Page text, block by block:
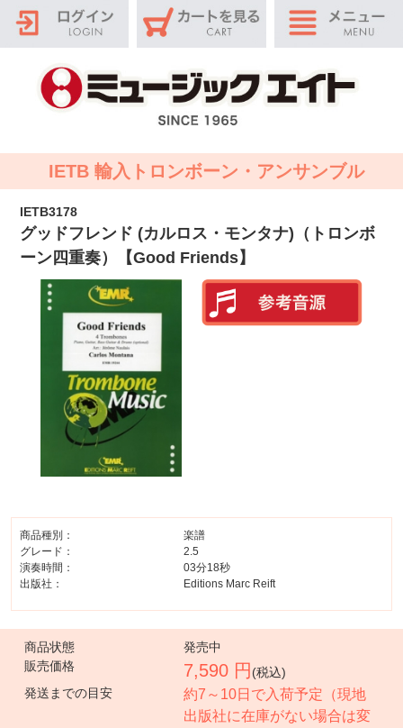
IETB 輸入トロンボーン・アンサンブル
IETB3178
グッドフレンド (カルロス・モンタナ)（トロンボ
ーン四重奏）【Good Friends】
商品種別：
楽譜
グレード：
2.5
演奏時間：
03分18秒
出版社：
Editions Marc Reift
商品状態
発売中
販売価格
7,590 円 (税込)
発送までの目安
約7～10日で入荷予定（現地
出版社に在庫がない場合は変